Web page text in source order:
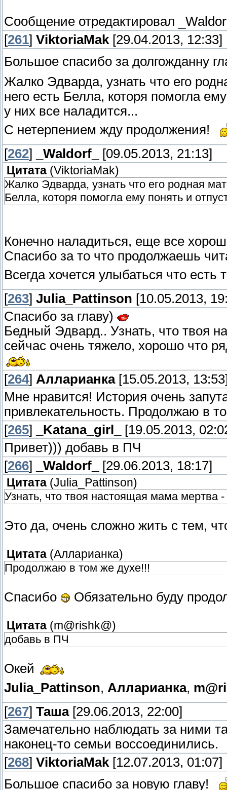
Сообщение отредактировал
[261] ViktoriaMak [29.04.2013, 12:33]
Большое спасибо за долгожданну
Жалко Эдварда, узнать что его
него есть Белла, которя помогла
у них все наладится...
С нетерпением жду продолжения!
[262] _Waldorf_ [09.05.2013, 21:13]
Цитата (ViktoriaMak)
Жалко Эдварда, узнать что его родная
Белла, которя помогла ему понять и
Конечно наладиться, еще все
Спасибо за то что продолжаешь
Всегда хочется улыбаться что
[263] Julia_Pattinson [10.05.2013,
Спасибо за главу)
Бедный Эдвард.. Узнать, что твоя
сейчас очень тяжело, хорошо что
[264] Алларианка[15.05.2013,
Мне нравится! История очень
привлекательность. Продолжаю в
[265] _Katana_girl_
[19.05.2013,
Привет))) добавь в ПЧ
[266] _Waldorf_ [29.06.2013, 18:17]
Цитата (Julia_Pattinson)
Узнать, что твоя настоящая мама мертва
Это да, очень сложно жить с тем,
Цитата (Алларианка)
Продолжаю в том же духе!!!
Спасибо Обязательно буду
Цитата (m@rishk@)
добавь в ПЧ
Окей
Julia_Pattinson, Алларианка,
[267] Таша[29.06.2013, 22:00]
Замечательно наблюдать за ними
наконец-то семьи воссоединились.
[268] ViktoriaMak [12.07.2013, 01:07]
Большое спасибо за новую главу!